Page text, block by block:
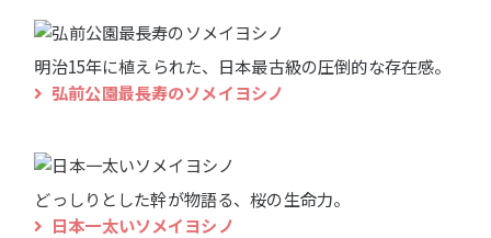
明治15年に植えられた、日本最古級の圧倒的な存在感。
弘前公園最長寿のソメイヨシノ
どっしりとした幹が物語る、桜の生命力。
日本一太いソメイヨシノ